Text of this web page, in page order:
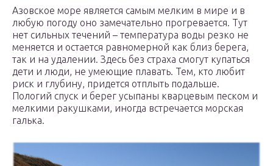
Азовское море является самым мелким в мире и в
любую погоду оно замечательно прогревается. Тут
нет сильных течений – температура воды резко не
меняется и остается равномерной как близ берега,
так и на удалении. Здесь без страха смогут купаться
дети и люди, не умеющие плавать. Тем, кто любит
риск и глубину, придется отплыть подальше.
Пологий спуск и берег усыпаны кварцевым песком и
мелкими ракушками, иногда встречается морская
галька.